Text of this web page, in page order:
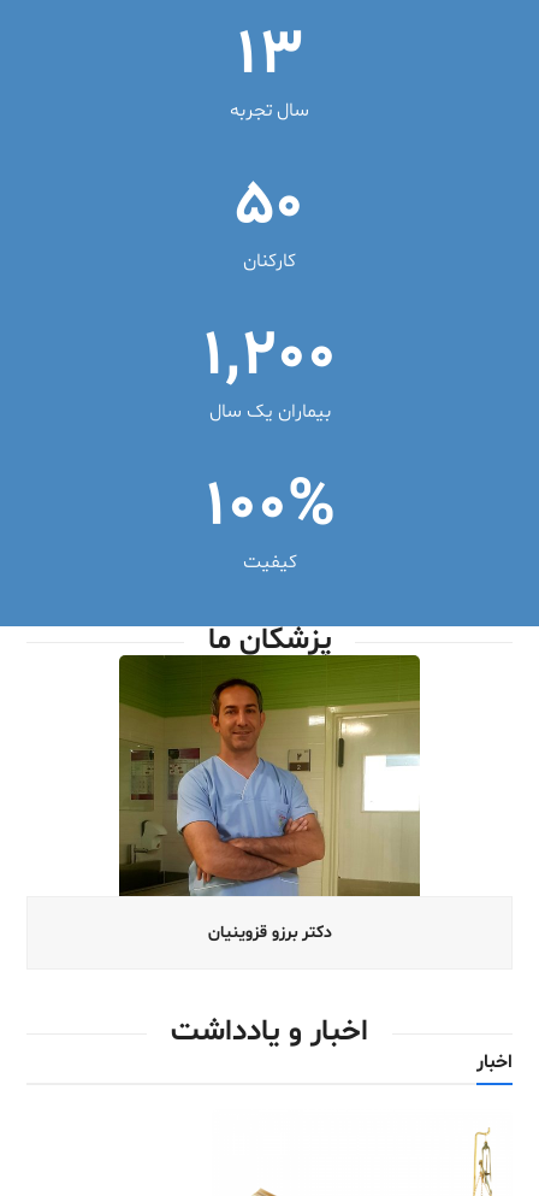
13
سال تجربه
50
کارکنان
1,200
بیماران یک سال
100%
کیفیت
پزشکان ما
دکتر برزو قزوینیان
اخبار و یادداشت
اخبار